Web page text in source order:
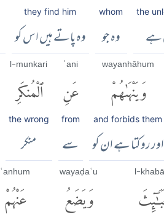
the
ہے
whom
وہ جو
they find him
وہ پاتے ہیں اس کو
wayanhāhum
وَيَنْهَىٰهُمْ
and forbids them
اور روکتا ہے ان کو
ʿani
عَنِ
from
سے
l-munkari
ٱلْمُنكَرِ
the wrong
منکر
l-
wayaḍaʿu
وَيَضَعُ
ʿanhum
عَنْهُمْ